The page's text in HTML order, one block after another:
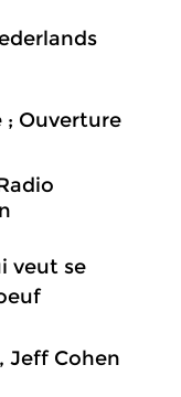
; Ouverture
veut se
Jeff Cohen